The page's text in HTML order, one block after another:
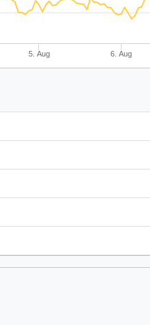
5. Aug 6. Aug